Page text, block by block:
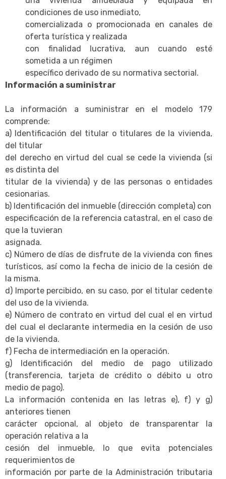
condiciones de uso inmediato,
comercializada o promocionada en canales de
oferta turística y realizada
con finalidad lucrativa, aun cuando esté
sometida a un régimen
específico derivado de su normativa sectorial.
Información a suministrar
La información a suministrar en el modelo 179
comprende:
a) Identificación del titular o titulares de la vivienda,
del titular
del derecho en virtud del cual se cede la vivienda (si
es distinta del
titular de la vivienda) y de las personas o entidades
cesionarias.
b) Identificación del inmueble (dirección completa) con
especificación de la referencia catastral, en el caso de
que la tuvieran
asignada.
c) Número de días de disfrute de la vivienda con fines
turísticos, así como la fecha de inicio de la cesión de
la misma.
d) Importe percibido, en su caso, por el titular cedente
del uso de la vivienda.
e) Número de contrato en virtud del cual el en virtud
del cual el declarante intermedia en la cesión de uso
de la vivienda.
f) Fecha de intermediación en la operación.
g) Identificación del medio de pago utilizado
(transferencia, tarjeta de crédito o débito u otro
medio de pago).
La información contenida en las letras e), f) y g)
anteriores tienen
carácter opcional, al objeto de transparentar la
operación relativa a la
cesión del inmueble, lo que evita potenciales
requerimientos de
información por parte de la Administración tributaria